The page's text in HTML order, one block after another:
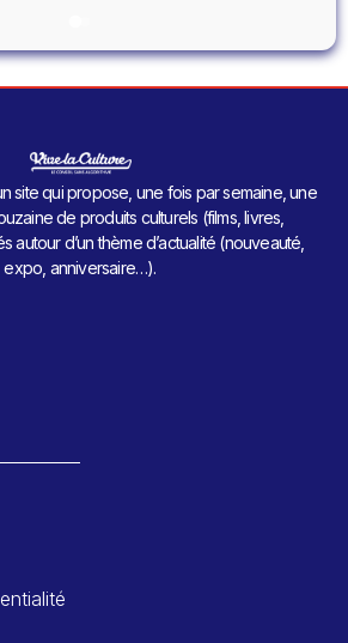
site qui propose, une fois par semaine, une
de produits culturels (films, livres,
d’un thème d’actualité (nouveauté,
expo, anniversaire…).